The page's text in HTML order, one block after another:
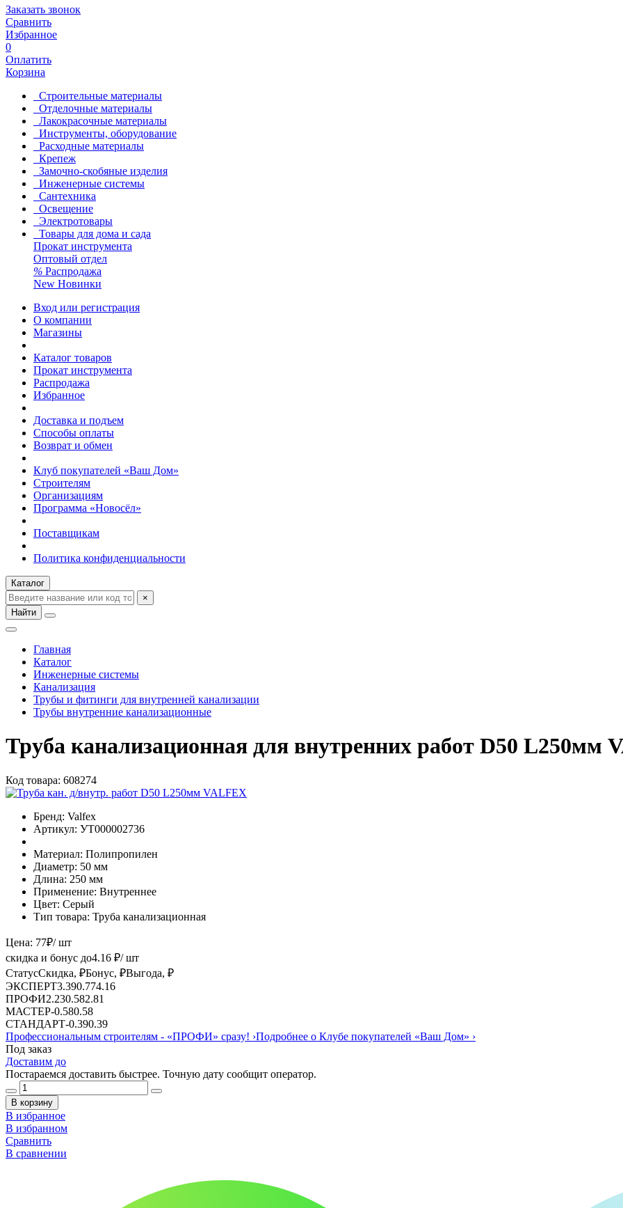
Заказать звонок
Сравнить
Избранное
0
Оплатить
Корзина
Строительные материалы
Отделочные материалы
Лакокрасочные материалы
Инструменты, оборудование
Расходные материалы
Крепеж
Замочно-скобяные изделия
Инженерные системы
Сантехника
Освещение
Электротовары
Товары для дома и сада
Прокат инструмента
Оптовый отдел
% Распродажа
New Новинки
Вход или регистрация
О компании
Магазины
Каталог товаров
Прокат инструмента
Распродажа
Избранное
Доставка и подъем
Способы оплаты
Возврат и обмен
Клуб покупателей «Ваш Дом»
Строителям
Организациям
Программа «Новосёл»
Поставщикам
Политика конфиденциальности
Каталог
×
Найти
Главная
Каталог
Инженерные системы
Канализация
Трубы и фитинги для внутренней канализации
Трубы внутренние канализационные
Труба канализационная для внутренних работ D50 L250мм
Код товара: 608274
Бренд: Valfex
Артикул: УТ000002736
Материал: Полипропилен
Диаметр: 50 мм
Длина: 250 мм
Применение: Внутреннее
Цвет: Серый
Тип товара: Труба канализационная
Цена: 77₽/ шт
скидка и бонус до4.16 ₽/ шт
СтатусСкидка, ₽Бонус, ₽Выгода, ₽
ЭКСПЕРТ3.390.774.16
ПРОФИ2.230.582.81
МАСТЕР-0.580.58
СТАНДАРТ-0.390.39
Профессиональным строителям - «ПРОФИ» сразу! ›Подробнее о Клубе покупателей «Ваш Дом» ›
Под заказ
Доставим до
Постараемся доставить быстрее. Точную дату сообщит оператор.
В корзину
В избранное
В избранном
Сравнить
В сравнении